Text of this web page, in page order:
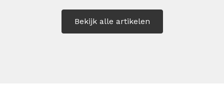
Bekijk alle artikelen